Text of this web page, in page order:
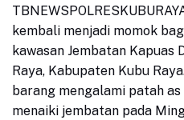
kembali menjadi momok
kawasan Jembatan Kapuas
Raya, Kabupaten Kubu
barang mengalami patah
menaiki jembatan pada